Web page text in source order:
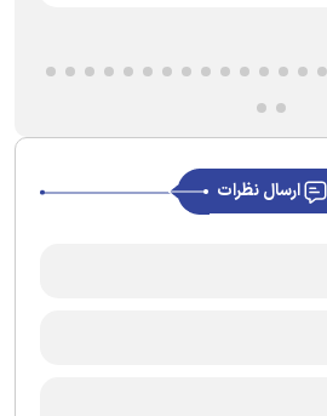
ارسال نظرات